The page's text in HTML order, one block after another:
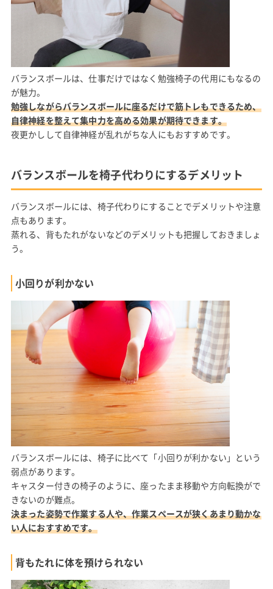
バランスボールは、仕事だけではなく勉強椅子の代用にもなるの
が魅力。
勉強しながらバランスボールに座るだけで筋トレもできるため、
自律神経を整えて集中力を高める効果が期待できます。
夜更かしして自律神経が乱れがちな人にもおすすめです。
バランスボールを椅子代わりにするデメリット
バランスボールには、椅子代わりにすることでデメリットや注意
点もあります。
蒸れる、背もたれがないなどのデメリットも把握しておきましょ
う。
小回りが利かない
バランスボールには、椅子に比べて「小回りが利かない」という
弱点があります。
キャスター付きの椅子のように、座ったまま移動や方向転換がで
きないのが難点。
決まった姿勢で作業する人や、作業スペースが狭くあまり動かな
い人におすすめです。
背もたれに体を預けられない